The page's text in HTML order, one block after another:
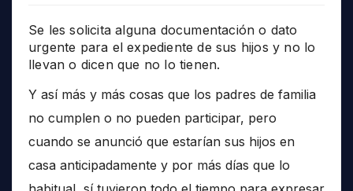
Se les solicita alguna documentación o dato
urgente para el expediente de sus hijos y no lo
llevan o dicen que no lo tienen.
Y así más y más cosas que los padres de familia
no cumplen o no pueden participar, pero
cuando se anunció que estarían sus hijos en
casa anticipadamente y por más días que lo